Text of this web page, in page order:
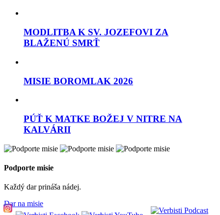
MODLITBA K SV. JOZEFOVI ZA
BLAŽENÚ SMRŤ
MISIE BOROMLAK 2026
PÚŤ K MATKE BOŽEJ V NITRE NA
KALVÁRII
Podporte misie
Každý dar prináša nádej.
Dar na misie